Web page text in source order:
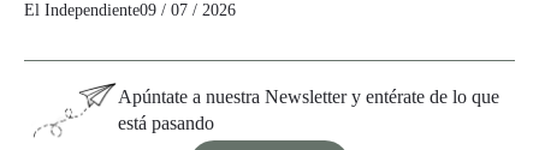
El Independiente09 / 07 / 2026
Apúntate a nuestra Newsletter y entérate de lo que
está pasando